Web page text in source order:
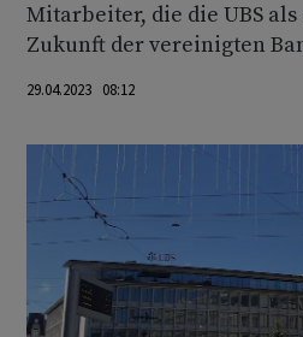
Mitarbeiter, die die UBS
Zukunft der vereinigten
29.04.2023 08:12